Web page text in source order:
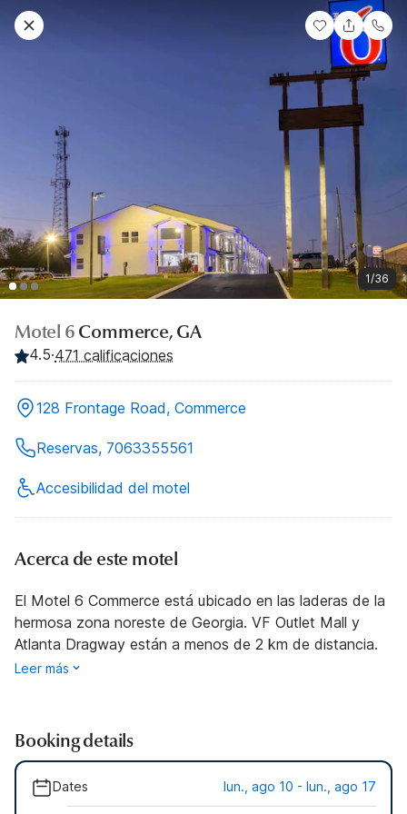
1/36
Motel 6 Commerce, GA
4.5·471 calificaciones
128 Frontage Road, Commerce
Reservas, 7063355561
Accesibilidad del motel
Acerca de este motel
El Motel 6 Commerce está ubicado en las laderas de la
hermosa zona noreste de Georgia. VF Outlet Mall y
Atlanta Dragway están a menos de 2 km de distancia.
Leer más
Booking details
Dates lun., ago 10 - lun., ago 17